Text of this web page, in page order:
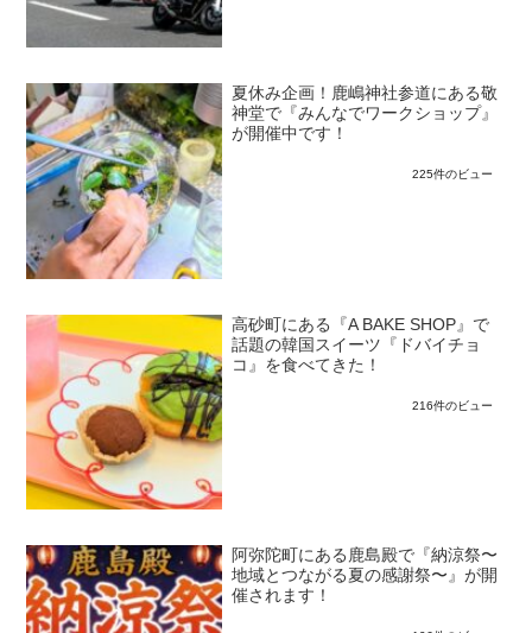
夏休み企画！鹿嶋神社参道にある敬
神堂で『みんなでワークショップ』
が開催中です！
225件のビュー
高砂町にある『A BAKE SHOP』で
話題の韓国スイーツ『ドバイチョ
コ』を食べてきた！
216件のビュー
阿弥陀町にある鹿島殿で『納涼祭〜
地域とつながる夏の感謝祭〜』が開
催されます！